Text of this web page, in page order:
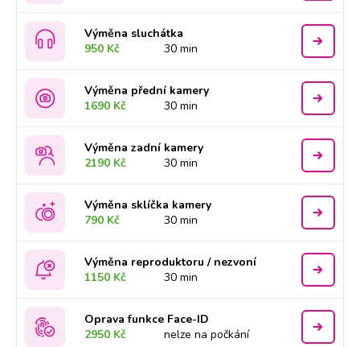
Výměna sluchátka
950 Kč
30 min
Výměna přední kamery
1690 Kč
30 min
Výměna zadní kamery
2190 Kč
30 min
Výměna sklíčka kamery
790 Kč
30 min
Výměna reproduktoru / nezvoní
1150 Kč
30 min
Oprava funkce Face-ID
2950 Kč
nelze na počkání